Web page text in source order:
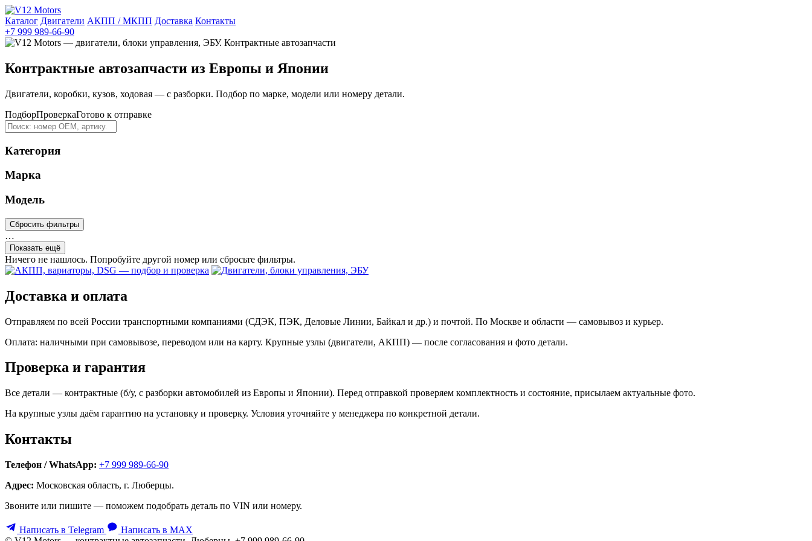
Каталог Двигатели АКПП / МКПП Доставка Контакты
+7 999 989-66-90
Контрактные автозапчасти из Европы и Японии
Двигатели, коробки, кузов, ходовая — с разборки. Подбор по марке, модели или номеру детали.
ПодборПроверкаГотово к отправке
Категория
Марка
Модель
Сбросить фильтры
…
Показать ещё
Ничего не нашлось. Попробуйте другой номер или сбросьте фильтры.
Доставка и оплата
Отправляем по всей России транспортными компаниями (СДЭК, ПЭК, Деловые Линии, Байкал и др.) и почтой. По Москве и области — самовывоз и курьер.
Оплата: наличными при самовывозе, переводом или на карту. Крупные узлы (двигатели, АКПП) — после согласования и фото детали.
Проверка и гарантия
Все детали — контрактные (б/у, с разборки автомобилей из Европы и Японии). Перед отправкой проверяем комплектность и состояние, присылаем актуальные фото.
На крупные узлы даём гарантию на установку и проверку. Условия уточняйте у менеджера по конкретной детали.
Контакты
Телефон / WhatsApp: +7 999 989-66-90
Адрес: Московская область, г. Люберцы.
Звоните или пишите — поможем подобрать деталь по VIN или номеру.
Написать в Telegram
Написать в MAX